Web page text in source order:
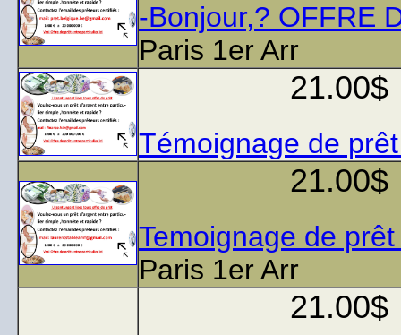
-Bonjour,? OFFRE
Paris 1er Arr
21.00$
Témoignage de
21.00$
Temoignage de
Paris 1er Arr
21.00$